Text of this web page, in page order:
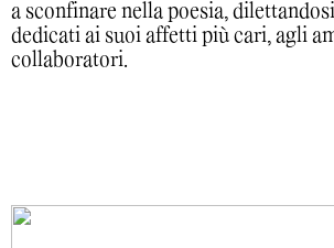
a sconfinare nella poesia,
dedicati ai suoi affetti più cari, agli
collaboratori.